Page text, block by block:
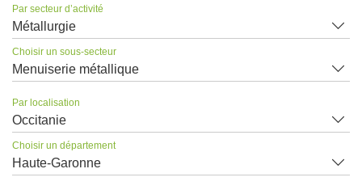
Par secteur d’activité
Métallurgie
Choisir un sous-secteur
Menuiserie métallique
Par localisation
Occitanie
Choisir un département
Haute-Garonne